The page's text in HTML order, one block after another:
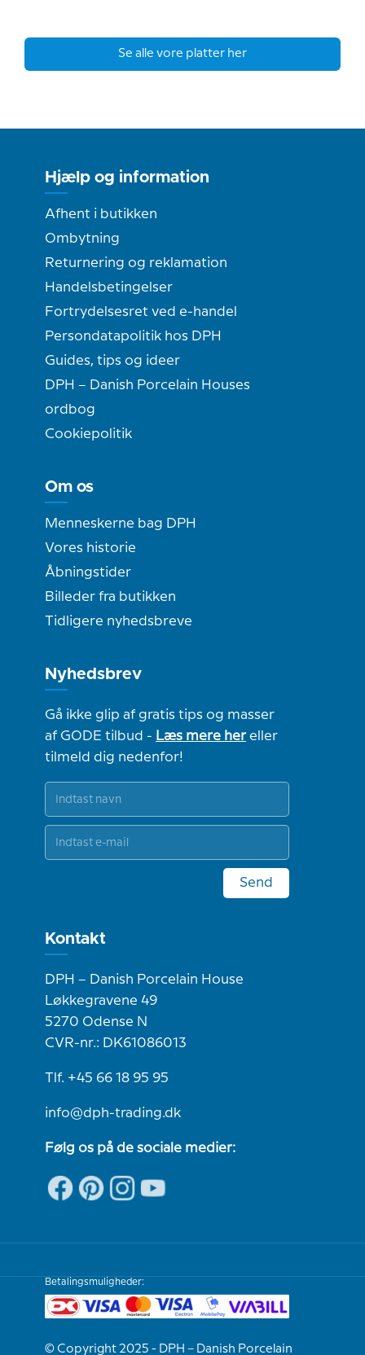
Se alle vore platter her
Hjælp og information
Afhent i butikken
Ombytning
Returnering og reklamation
Handelsbetingelser
Fortrydelsesret ved e-handel
Persondatapolitik hos DPH
Guides, tips og ideer
DPH – Danish Porcelain Houses
ordbog
Cookiepolitik
Om os
Menneskerne bag DPH
Vores historie
Åbningstider
Billeder fra butikken
Tidligere nyhedsbreve
Nyhedsbrev
Gå ikke glip af gratis tips og masser
af GODE tilbud - Læs mere hereller
tilmeld dig nedenfor!
Send
Kontakt
DPH – Danish Porcelain House
Løkkegravene 49
5270 Odense N
CVR-nr.: DK61086013
Tlf. +45 66 18 95 95
info@dph-trading.dk
Følg os på de sociale medier:
Betalingsmuligheder:
© Copyright 2025 - DPH – Danish Porcelain